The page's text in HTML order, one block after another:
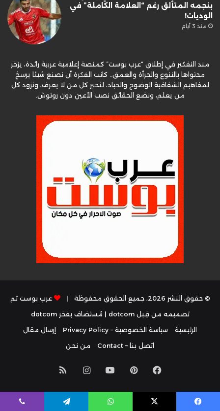
بنجمه المتألق رغم “العلامة الكاملة” في
الوديات!
منذ 3 أيام
منذ التفكير في إطلاق “عرب بوست” كمنصة إعلامية عربية رائدة، يزخر
محتواها بالتنوع والجرأة والعمق.. كانت الفكرة أن نصنع شيئا يرسخ
لمفاهيم الشفافية الوضوح والحياد، لنحبر كل من لا يعرف، ونزود كل
من يعلم، ونضع الحقائق نصب الأعين دون روتوش.
© حقوق النشر 2026، جميع الحقوق محفوظة |
عرب بوست تم
تصميمه من قِبل dotcom
| مُستضاف بفخرdotcom
الرئيسية
سياسة الخصوصية – Privacy Policy
إرسال مقال
اتصل بنا – Contact
من نحن
فيسبوكبينتيريست
يوتيوبانستقرامملخص
الموقع